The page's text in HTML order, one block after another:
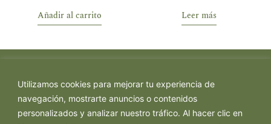
Utilizamos cookies para mejorar tu experiencia de
navegación, mostrarte anuncios o contenidos
personalizados y analizar nuestro tráfico. Al hacer clic en
Añadir al carrito
Leer más